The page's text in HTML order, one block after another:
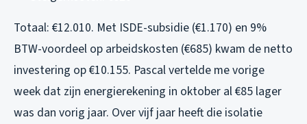
Totaal: €12.010. Met ISDE-subsidie (€1.170) en 9%
BTW-voordeel op arbeidskosten (€685) kwam de netto
investering op €10.155. Pascal vertelde me vorige
week dat zijn energierekening in oktober al €85 lager
was dan vorig jaar. Over vijf jaar heeft die isolatie